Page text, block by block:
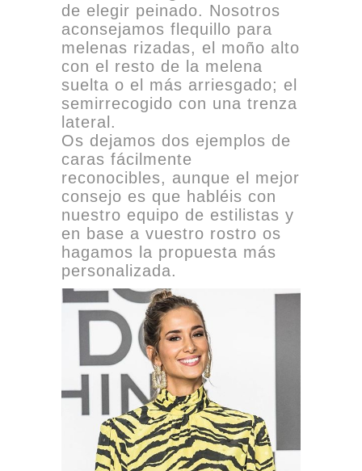
de elegir peinado. Nosotros
aconsejamos flequillo para
melenas rizadas, el moño alto
con el resto de la melena
suelta o el más arriesgado; el
semirrecogido con una trenza
lateral.
Os dejamos dos ejemplos de
caras fácilmente
reconocibles, aunque el mejor
consejo es que habléis con
nuestro equipo de estilistas y
en base a vuestro rostro os
hagamos la propuesta más
personalizada.